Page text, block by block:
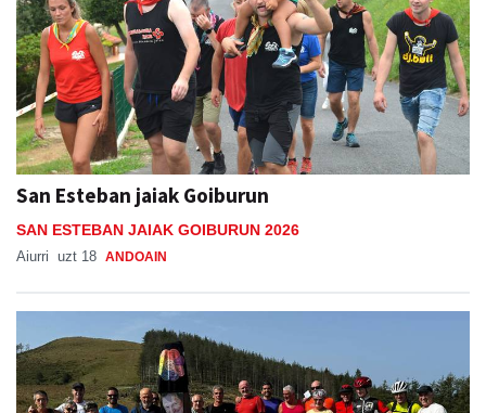
San Esteban jaiak Goiburun
SAN ESTEBAN JAIAK GOIBURUN 2026
Aiurri uzt 18 ANDOAIN